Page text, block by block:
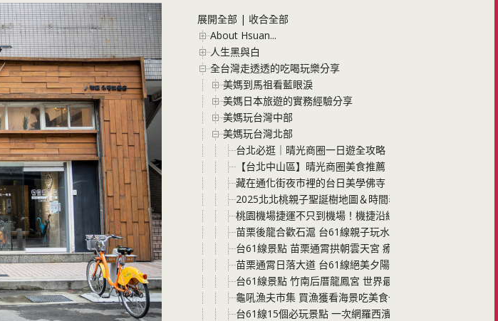
展開全部 | 收合全部
About Hsuan...
人生黑與白
全台灣走透透的吃喝玩樂分享
美媽到馬祖看藍眼淚
美媽日本旅遊的實務經驗分享
美媽玩台灣中部
美媽玩台灣北部
台北必逛｜晴光商圈一日遊全攻略！從50年老店蔡家甜不
【台北中山區】晴光商圈美食推薦！城市冰品 大碗爆料
藏在通化街夜市裡的台日美學佛寺「天光願」，來自東京
2025北北桃親子聖誕樹地圖＆時間表｜捷運開車一次看懂
桃園機場捷運不只到機場！機捷沿線景點美食一日遊懶人
苗栗後龍合歡石滬 台61線親子玩水天堂，潮間帶抓螃蟹、
台61線景點 苗栗通霄拱朝雲天宮 療癒系台61線廟宇景點
苗栗通霄日落大道 台61線絕美夕陽，iPhone也能拍出專業
台61線景點 竹南后厝龍鳳宮 世界最大的坐身媽祖神像 廟
龜吼漁夫市集 買漁獲看海景吃美食一次滿足 高挑韓系質感
台61線15個必玩景點 一次網羅西濱快速公路沿線景點 博